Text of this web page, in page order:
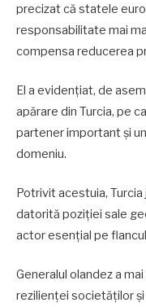
precizat că statele
responsabilitate mai
compensa reducerea
El a evidențiat, de
apărare din Turcia, pe
partener important și
domeniu.
Potrivit acestuia, Turcia
datorită poziției sale
actor esențial pe
Generalul olandez a
rezilienței societăților